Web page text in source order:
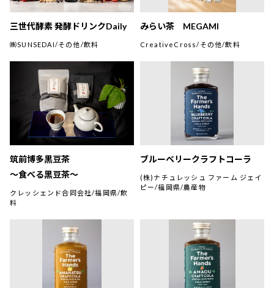
三世代酵素 発酵ドリンクDaily
㈱SUNSEDAI/その他/飲料
みらい茶 MEGAMI
CreativeCross/その他/飲料
筑前博多黒豆茶
～食べる黑豆茶～
クレッシェンド合同会社/福岡県/飲
料
ブルーベリークラフトコーラ
(株)ナチュレッシュ ファーム ジェイ
ピー/福岡県/農産物